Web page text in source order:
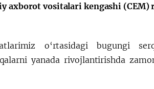
axborot vositalari kengashi (CEM)
o‘rtasidagi bugungi
yanada rivojlantirishda